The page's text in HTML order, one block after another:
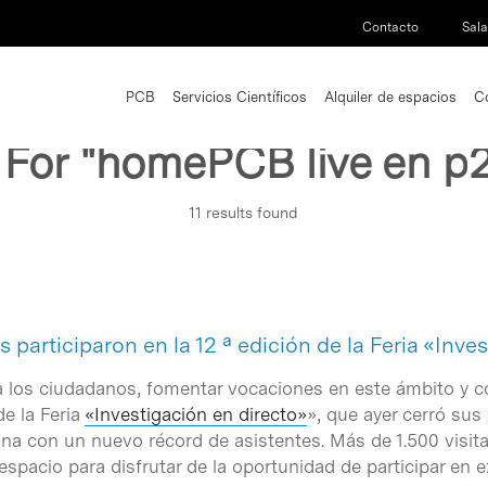
Contacto
PCB Servicios Científicos Alquiler de espacios
"homePCB live en
11 results found
participaron en la 12 ª edición de la Feria
los ciudadanos, fomentar vocaciones en este ámbito y
la Feria «Investigación en directo»», que ayer cerró
con un nuevo récord de asistentes. Más de 1.500
para disfrutar de la oportunidad de participar en